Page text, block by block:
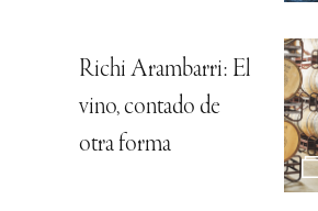
Richi Arambarri: El
vino, contado de
otra forma